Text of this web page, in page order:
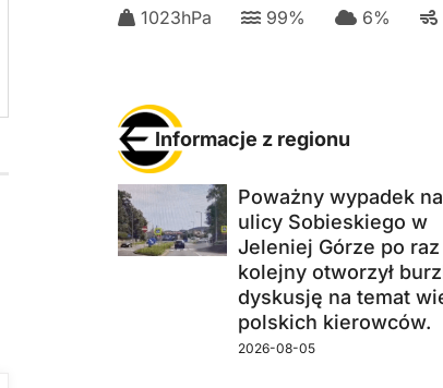
1023hPa 99% 6%
Informacje z regionu
Poważny wypadek na
ulicy Sobieskiego w
Jeleniej Górze po raz
kolejny otworzył
dyskusję na temat
polskich kierowców.
2026-08-05